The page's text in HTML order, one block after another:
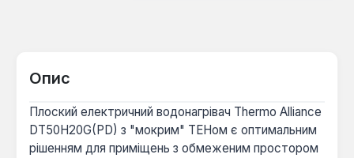
Опис
Плоский електричний водонагрівач Thermo Alliance
DT50H20G(PD) з "мокрим" ТЕНом є оптимальним
рішенням для приміщень з обмеженим простором